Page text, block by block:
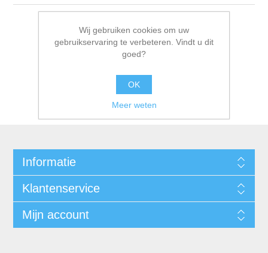
Informatie
Klantenservice
Mijn account
Wij gebruiken cookies om uw
gebruikservaring te verbeteren. Vindt u dit
goed?
OK
Meer weten